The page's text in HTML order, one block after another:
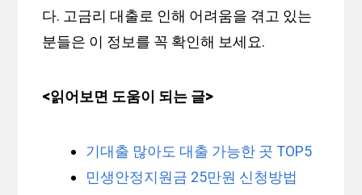
다. 고금리 대출로 인해 어려움을 겪고 있는
분들은 이 정보를 꼭 확인해 보세요.
<읽어보면 도움이 되는 글>
기대출 많아도 대출 가능한 곳 TOP5
민생안정지원금 25만원 신청방법